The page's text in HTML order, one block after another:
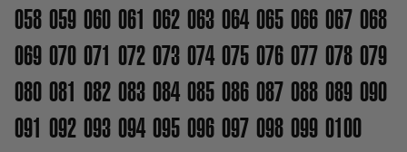
058 059 060 061 062 063 064 065 066 067 068
069 070 071 072 073 074 075 076 077 078 079
080 081 082 083 084 085 086 087 088 089 090
091 092 093 094 095 096 097 098 099 0100